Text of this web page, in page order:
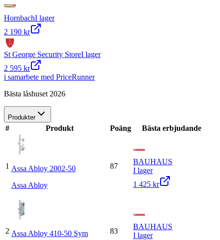
HornbachI lager
2 190 kr
St George Security StoreI lager
2 595 kr
i samarbete med PriceRunner
Bästa låshuset 2026
Produkter
# Produkt Poäng Bästa erbjudande
1 Assa Abloy 2002-50
Assa Abloy
87
BAUHAUS
I lager
1 425 kr
2 Assa Abloy 410-50 Sym
83
BAUHAUS
I lager